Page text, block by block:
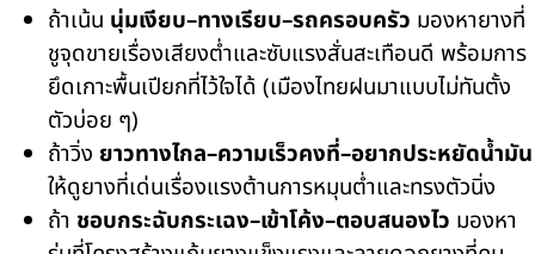
ถ้าเน้น นุ่มเงียบ–ทางเรียบ–รถครอบครัว มองหายางที่
ชูจุดขายเรื่องเสียงต่ำและซับแรงสั่นสะเทือนดี พร้อมการ
ยึดเกาะพื้นเปียกที่ไว้ใจได้ (เมืองไทยฝนมาแบบไม่ทันตั้ง
ตัวบ่อย ๆ)
ถ้าวิ่ง ยาวทางไกล–ความเร็วคงที่–อยากประหยัดน้ำมัน
ให้ดูยางที่เด่นเรื่องแรงต้านการหมุนต่ำและทรงตัวนิ่ง
ถ้า ชอบกระฉับกระเฉง–เข้าโค้ง–ตอบสนองไว มองหา